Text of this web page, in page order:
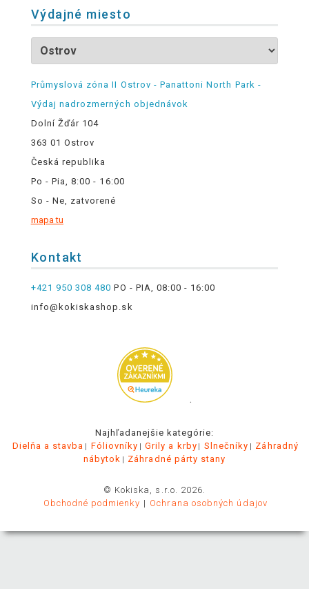
Výdajné miesto
Průmyslová zóna II Ostrov - Panattoni North Park -
Výdaj nadrozmerných objednávok
Dolní Žďár 104
363 01 Ostrov
Česká republika
Po - Pia, 8:00 - 16:00
So - Ne, zatvorené
mapa tu
Kontakt
+421 950 308 480 PO - PIA, 08:00 - 16:00
info@kokiskashop.sk
.
Najhľadanejšie kategórie:
Dielňa a stavba
Fóliovníky Grily a krby Slnečníky
Záhradný
nábytok
Záhradné párty stany
© Kokiska, s.r.o. 2026.
Obchodné podmienky
Ochrana osobných údajov